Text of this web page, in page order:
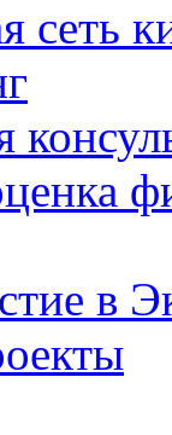
сеть
в